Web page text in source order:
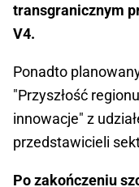
transgranicznym
V4.
Ponadto
"Przyszłość
innowacje" z
przedstawicieli
Po zakończeniu